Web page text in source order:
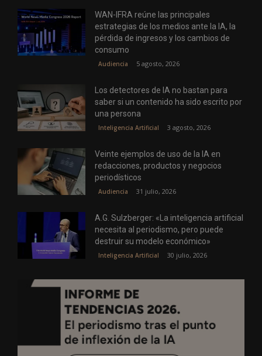
WAN-IFRA reúne las principales
estrategias de los medios ante la IA, la
pérdida de ingresos y los cambios de
consumo
Audiencia 5 agosto, 2026
Los detectores de IA no bastan para
saber si un contenido ha sido escrito por
una persona
Inteligencia Artificial 3 agosto, 2026
Veinte ejemplos de uso de la IA en
redacciones, productos y negocios
periodísticos
Audiencia 31 julio, 2026
A.G. Sulzberger: «La inteligencia artificial
necesita al periodismo, pero puede
destruir su modelo económico»
Inteligencia Artificial 30 julio, 2026